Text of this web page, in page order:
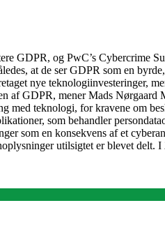
GDPR, og PwC’s Cybercrime
at de ser GDPR som en
nye teknologiinvesteringer,
GDPR, mener Mads Nørgaard
med teknologi, for kravene om
som behandler
som en konsekvens af et
utilsigtet er blevet delt.